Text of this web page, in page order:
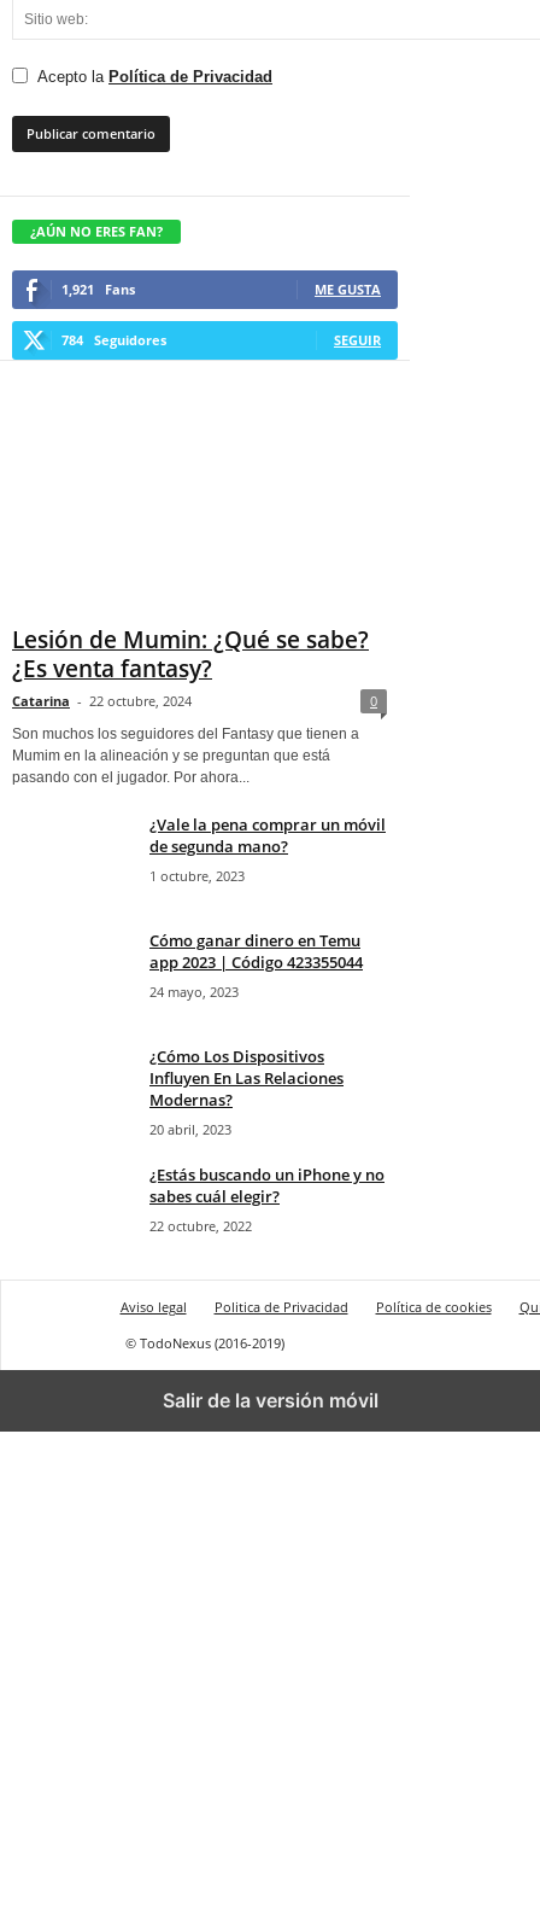
Acepto la Política de Privacidad
¿AÚN NO ERES FAN?
1,921 Fans ME GUSTA
784 Seguidores SEGUIR
Lesión de Mumin: ¿Qué se sabe?
¿Es venta fantasy?
Catarina - 22 octubre, 2024 0
Son muchos los seguidores del Fantasy que tienen a
Mumim en la alineación y se preguntan que está
pasando con el jugador. Por ahora...
¿Vale la pena comprar un móvil
de segunda mano?
1 octubre, 2023
Cómo ganar dinero en Temu
app 2023 | Código 423355044
24 mayo, 2023
¿Cómo Los Dispositivos
Influyen En Las Relaciones
Modernas?
20 abril, 2023
¿Estás buscando un iPhone y no
sabes cuál elegir?
22 octubre, 2022
Aviso legal Politica de Privacidad Política de cookies
© TodoNexus (2016-2019)
Salir de la versión móvil